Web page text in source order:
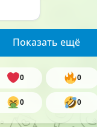
Показать ещё
0 0
0 0